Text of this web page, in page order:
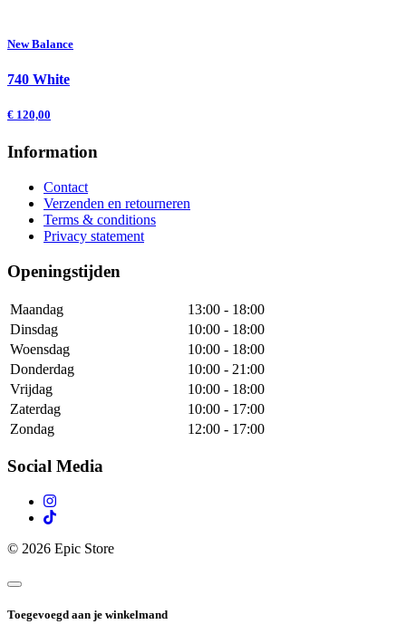
New Balance
740 White
€ 120,00
Information
Contact
Verzenden en retourneren
Terms & conditions
Privacy statement
Openingstijden
Maandag
13:00 - 18:00
Dinsdag
10:00 - 18:00
Woensdag
10:00 - 18:00
Donderdag
10:00 - 21:00
Vrijdag
10:00 - 18:00
Zaterdag
10:00 - 17:00
Zondag
12:00 - 17:00
Social Media
© 2026 Epic Store
Toegevoegd aan je winkelmand